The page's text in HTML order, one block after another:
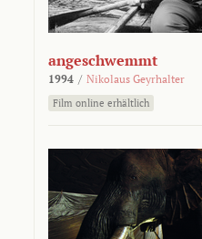
angeschwemmt
1994 / Nikolaus Geyrhalter
Film online erhältlich